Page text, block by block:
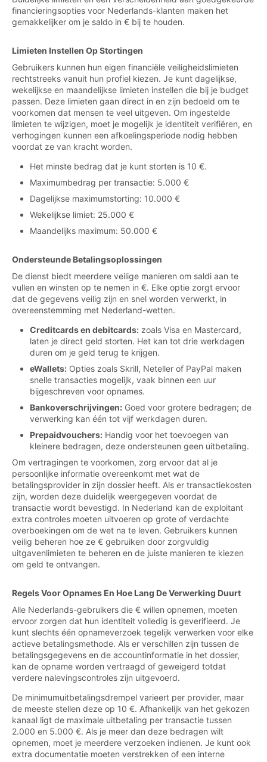
financieringsopties voor Nederlands-klanten maken het
gemakkelijker om je saldo in € bij te houden.
Limieten Instellen Op Stortingen
Gebruikers kunnen hun eigen financiële veiligheidslimieten
rechtstreeks vanuit hun profiel kiezen. Je kunt dagelijkse,
wekelijkse en maandelijkse limieten instellen die bij je budget
passen. Deze limieten gaan direct in en zijn bedoeld om te
voorkomen dat mensen te veel uitgeven. Om ingestelde
limieten te wijzigen, moet je mogelijk je identiteit verifiëren, en
verhogingen kunnen een afkoelingsperiode nodig hebben
voordat ze van kracht worden.
Het minste bedrag dat je kunt storten is 10 €.
Maximumbedrag per transactie: 5.000 €
Dagelijkse maximumstorting: 10.000 €
Wekelijkse limiet: 25.000 €
Maandelijks maximum: 50.000 €
Ondersteunde Betalingsoplossingen
De dienst biedt meerdere veilige manieren om saldi aan te
vullen en winsten op te nemen in €. Elke optie zorgt ervoor
dat de gegevens veilig zijn en snel worden verwerkt, in
overeenstemming met Nederland-wetten.
Creditcards en debitcards: zoals Visa en Mastercard,
laten je direct geld storten. Het kan tot drie werkdagen
duren om je geld terug te krijgen.
eWallets: Opties zoals Skrill, Neteller of PayPal maken
snelle transacties mogelijk, vaak binnen een uur
bijgeschreven voor opnames.
Bankoverschrijvingen: Goed voor grotere bedragen; de
verwerking kan één tot vijf werkdagen duren.
Prepaidvouchers: Handig voor het toevoegen van
kleinere bedragen, deze ondersteunen geen uitbetaling.
Om vertragingen te voorkomen, zorg ervoor dat al je
persoonlijke informatie overeenkomt met wat de
betalingsprovider in zijn dossier heeft. Als er transactiekosten
zijn, worden deze duidelijk weergegeven voordat de
transactie wordt bevestigd. In Nederland kan de exploitant
extra controles moeten uitvoeren op grote of verdachte
overboekingen om de wet na te leven. Gebruikers kunnen
veilig beheren hoe ze € gebruiken door zorgvuldig
uitgavenlimieten te beheren en de juiste manieren te kiezen
om geld te ontvangen.
Regels Voor Opnames En Hoe Lang De Verwerking Duurt
Alle Nederlands-gebruikers die € willen opnemen, moeten
ervoor zorgen dat hun identiteit volledig is geverifieerd. Je
kunt slechts één opnameverzoek tegelijk verwerken voor elke
actieve betalingsmethode. Als er verschillen zijn tussen de
betalingsgegevens en de accountinformatie in het dossier,
kan de opname worden vertraagd of geweigerd totdat
verdere nalevingscontroles zijn uitgevoerd.
De minimumuitbetalingsdrempel varieert per provider, maar
de meeste stellen deze op 10 €. Afhankelijk van het gekozen
kanaal ligt de maximale uitbetaling per transactie tussen
2.000 en 5.000 €. Als je meer dan deze bedragen wilt
opnemen, moet je meerdere verzoeken indienen. Je kunt ook
extra documentatie moeten verstrekken of een interne